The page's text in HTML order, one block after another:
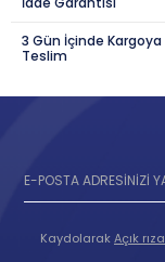
3 Gün İçinde Kargoya
Teslim
KaydolarakAçık rıza